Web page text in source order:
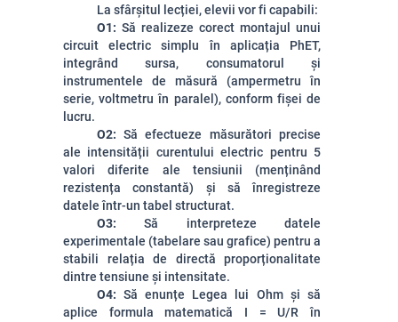
La sfârșitul lecției, elevii vor fi capabili:
O1: Să realizeze corect montajul unui
circuit electric simplu în aplicația PhET,
integrând sursa, consumatorul și
instrumentele de măsură (ampermetru în
serie, voltmetru în paralel), conform fișei de
lucru.
O2: Să efectueze măsurători precise
ale intensității curentului electric pentru 5
valori diferite ale tensiunii (menținând
rezistența constantă) și să înregistreze
datele într-un tabel structurat.
O3: Să interpreteze datele
experimentale (tabelare sau grafice) pentru a
stabili relația de directă proporționalitate
dintre tensiune și intensitate.
O4: Să enunțe Legea lui Ohm și să
aplice formula matematică I = U/R în